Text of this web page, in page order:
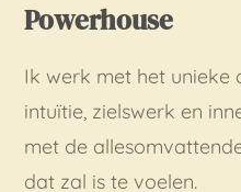
Powerhouse
Ik werk met het unieke
intuïtie, zielswerk en
met de
dat zal is te voelen.